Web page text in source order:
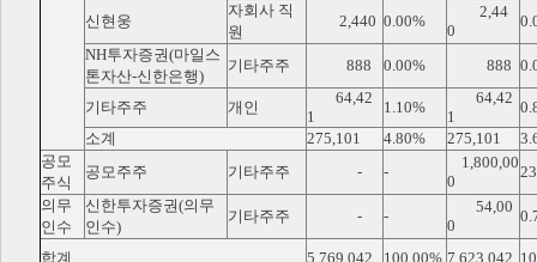
신현웅
자회사 직
원
2,440 0.00%
2,44
0
NH투자증권(마일스
톤자산-신한은행)
기타주주 888 0.00% 888
기타주주 개인
64,42
1
1.10%
64,42
1
소계
275,101 4.80% 275,101
공모
주식
공모주주 기타주주 - -
1,800,00
0
의무
인수
신한투자증권(의무
인수)
기타주주 - -
54,00
0
합계 5,769,042 100.00% 7,623,042